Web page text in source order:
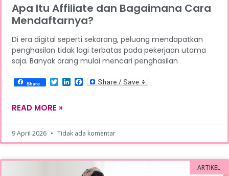
Apa Itu Affiliate dan Bagaimana Cara
Mendaftarnya?
Di era digital seperti sekarang, peluang mendapatkan
penghasilan tidak lagi terbatas pada pekerjaan utama
saja. Banyak orang mulai mencari penghasilan
Share TwitterLinkedIn
Facebook
READ MORE »
9 April 2026 Tidak ada komentar
ARTIKEL